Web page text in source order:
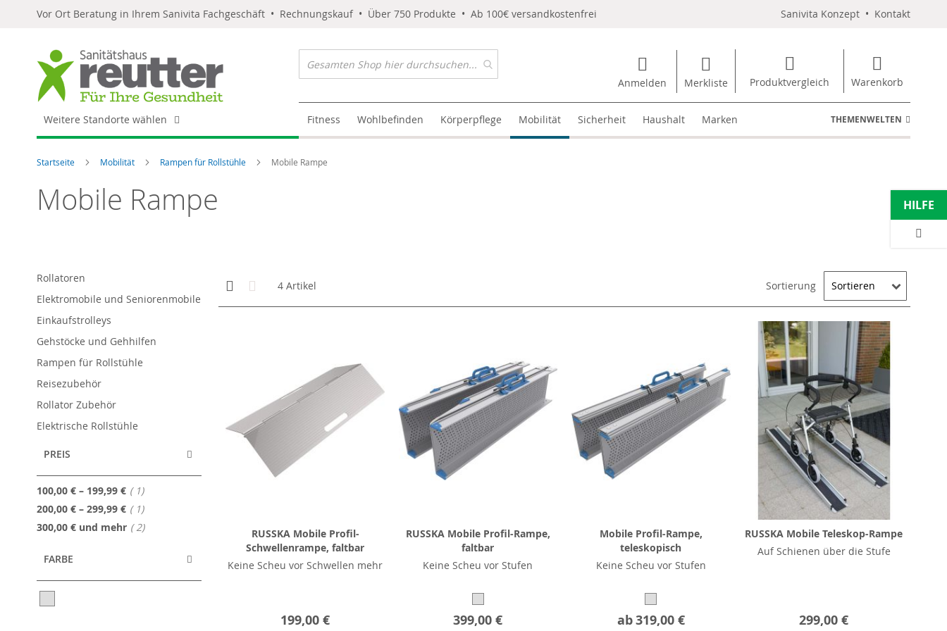
Vor Ort Beratung in Ihrem Sanivita Fachgeschäft • Rechnungskauf • Über 750 Produkte • Ab 100€ versandkostenfrei Sanivita Konzept • Kontakt
Anmelden Merkliste Produktvergleich Warenkorb
Weitere Standorte wählen Fitness Wohlbefinden Körperpflege Mobilität Sicherheit Haushalt Marken THEMENWELTEN
Startseite Mobilität Rampen für Rollstühle Mobile Rampe
Mobile Rampe
Anzeigen
als
Kachelansicht
4 Artikel Sortierung
RUSSKA Mobile Profil-
Schwellenrampe, faltbar
Keine Scheu vor Schwellen mehr
199,00 €
RUSSKA Mobile Profil-Rampe,
faltbar
Keine Scheu vor Stufen
399,00 €
Mobile Profil-Rampe,
teleskopisch
Keine Scheu vor Stufen
ab319,00 €
RUSSKA Mobile Teleskop-Rampe
Auf Schienen über die Stufe
299,00 €
Rollatoren
Elektromobile und Seniorenmobile
Einkaufstrolleys
Gehstöcke und Gehhilfen
Rampen für Rollstühle
Reisezubehör
Rollator Zubehör
Elektrische Rollstühle
PREIS
100,00 € – 199,99 € 1Artikel
200,00 € – 299,99 € 1Artikel
300,00 € und mehr 2Artikel
FARBE
HILFE